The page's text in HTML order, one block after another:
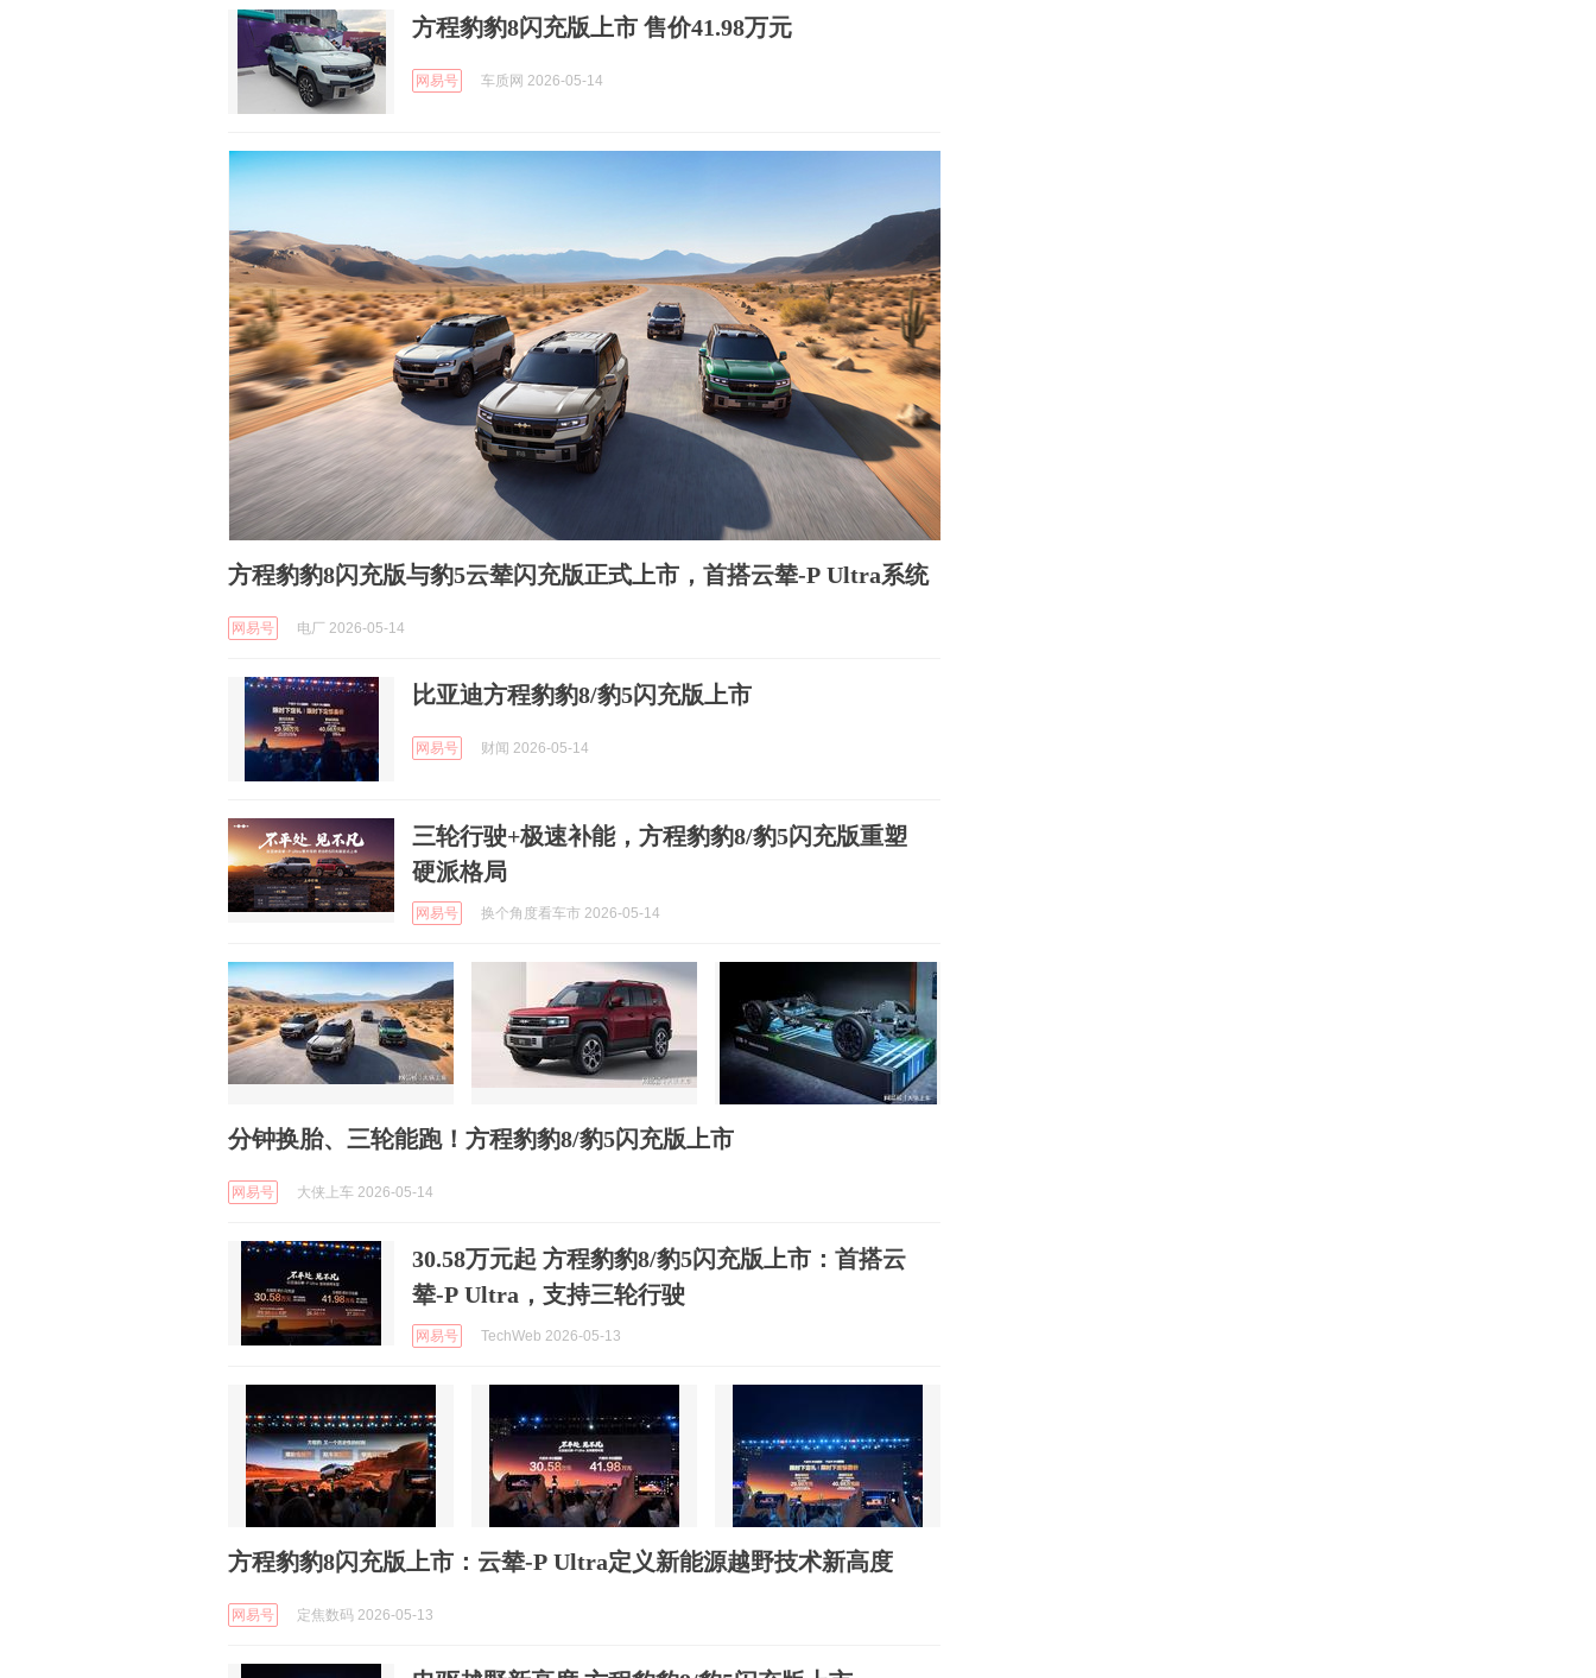
方程豹豹8闪充版上市 售价41.98万元
网易号 车质网 2026-05-14
方程豹豹8闪充版与豹5云辇闪充版正式上市，首搭云辇-P Ultra系统
网易号 电厂 2026-05-14
比亚迪方程豹豹8/豹5闪充版上市
网易号 财闻 2026-05-14
三轮行驶+极速补能，方程豹豹8/豹5闪充版重塑
硬派格局
网易号 换个角度看车市 2026-05-14
分钟换胎、三轮能跑！方程豹豹8/豹5闪充版上市
网易号 大侠上车 2026-05-14
30.58万元起 方程豹豹8/豹5闪充版上市：首搭云
辇-P Ultra，支持三轮行驶
网易号 TechWeb 2026-05-13
方程豹豹8闪充版上市：云辇-P Ultra定义新能源越野技术新高度
网易号 定焦数码 2026-05-13